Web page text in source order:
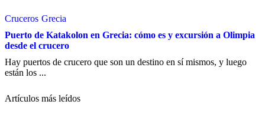
Cruceros Grecia
Puerto de Katakolon en Grecia: cómo es y excursión a Olimpia
desde el crucero
Hay puertos de crucero que son un destino en sí mismos, y luego
están los ...
Artículos más leídos